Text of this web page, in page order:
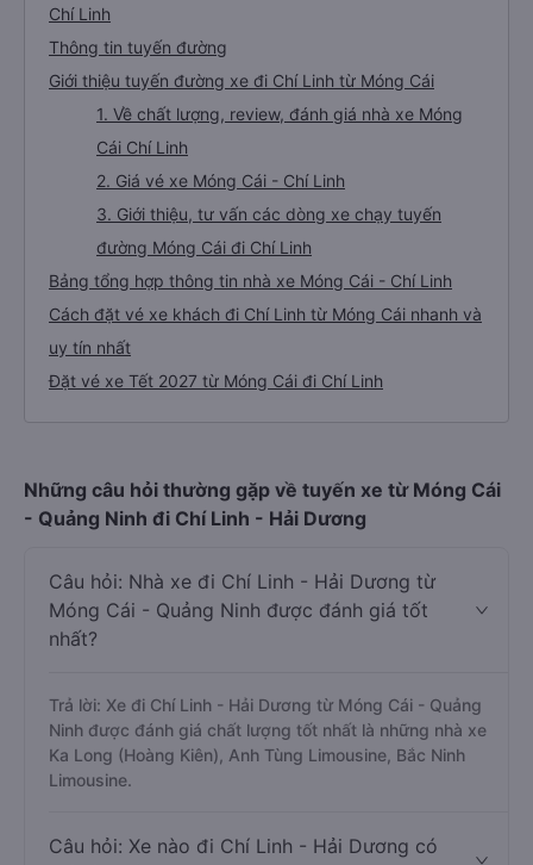
Chí Linh
Thông tin tuyến đường
Giới thiệu tuyến đường xe đi Chí Linh từ Móng Cái
1. Về chất lượng, review, đánh giá nhà xe Móng
Cái Chí Linh
2. Giá vé xe Móng Cái - Chí Linh
3. Giới thiệu, tư vấn các dòng xe chạy tuyến
đường Móng Cái đi Chí Linh
Bảng tổng hợp thông tin nhà xe Móng Cái - Chí Linh
Cách đặt vé xe khách đi Chí Linh từ Móng Cái nhanh và
uy tín nhất
Đặt vé xe Tết 2027 từ Móng Cái đi Chí Linh
Những câu hỏi thường gặp về tuyến xe từ Móng Cái
- Quảng Ninh đi Chí Linh - Hải Dương
Câu hỏi: Nhà xe đi Chí Linh - Hải Dương từ
Móng Cái - Quảng Ninh được đánh giá tốt
nhất?
Trả lời: Xe đi Chí Linh - Hải Dương từ Móng Cái - Quảng
Ninh được đánh giá chất lượng tốt nhất là những nhà xe
Ka Long (Hoàng Kiên), Anh Tùng Limousine, Bắc Ninh
Limousine.
Câu hỏi: Xe nào đi Chí Linh - Hải Dương có